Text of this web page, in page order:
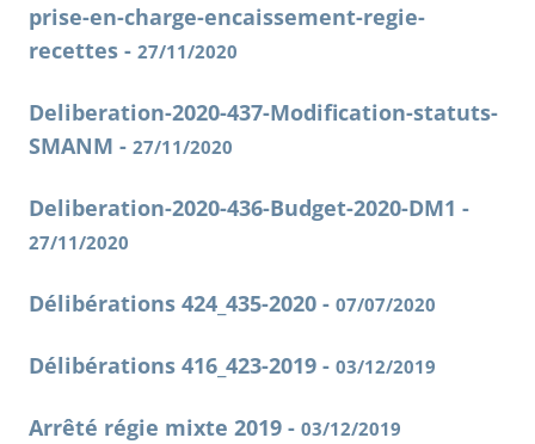
prise-en-charge-encaissement-regie-
recettes - 27/11/2020
Deliberation-2020-437-Modification-statuts-
SMANM - 27/11/2020
Deliberation-2020-436-Budget-2020-DM1 -
27/11/2020
Délibérations 424_435-2020 - 07/07/2020
Délibérations 416_423-2019 - 03/12/2019
Arrêté régie mixte 2019 - 03/12/2019